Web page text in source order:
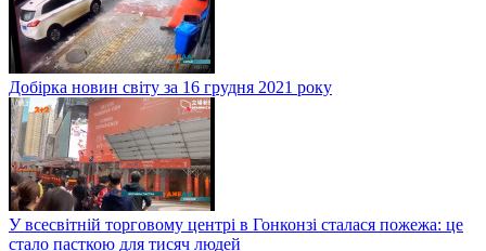
Добірка новин світу за 16 грудня 2021 року
У всесвітній торговому центрі в Гонконзі сталася пожежа: це
стало пасткою для тисяч людей